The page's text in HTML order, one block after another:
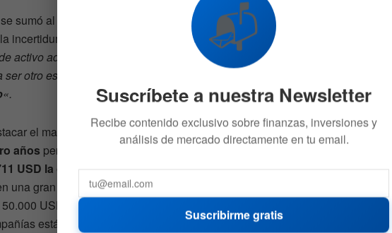
sumó al debate sobre si Bitcoin podría reemplazar al oro como
incertidumbre económica:
«Hay indicios de que los inversores están
activo adicional, incluido el rendimiento del oro. El dólar cayendo
otro estímulo para el oro, pero
«.
el mal momento que atraviesa el metal amarillo.En febrero cerró
años perdiendo más de
USD la onza
una gran etapa ya que ha subido más del 70% en lo que va del año.
USD y está lejos del máximo histórico de 57.300 USD el mes
están adoptando la criptomoneda, por lo que existen buenos
📬
Suscríbete a nuestra Newsletter
Recibe contenido exclusivo sobre finanzas, inversiones y
análisis de mercado directamente en tu email.
Suscribirme gratis